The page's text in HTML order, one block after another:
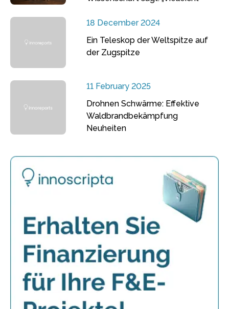
18 December 2024
Ein Teleskop der Weltspitze auf
der Zugspitze
11 February 2025
Drohnen Schwärme: Effektive
Waldbrandbekämpfung
Neuheiten